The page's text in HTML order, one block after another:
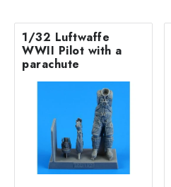
1/32 Luftwaffe
WWII Pilot with a
parachute